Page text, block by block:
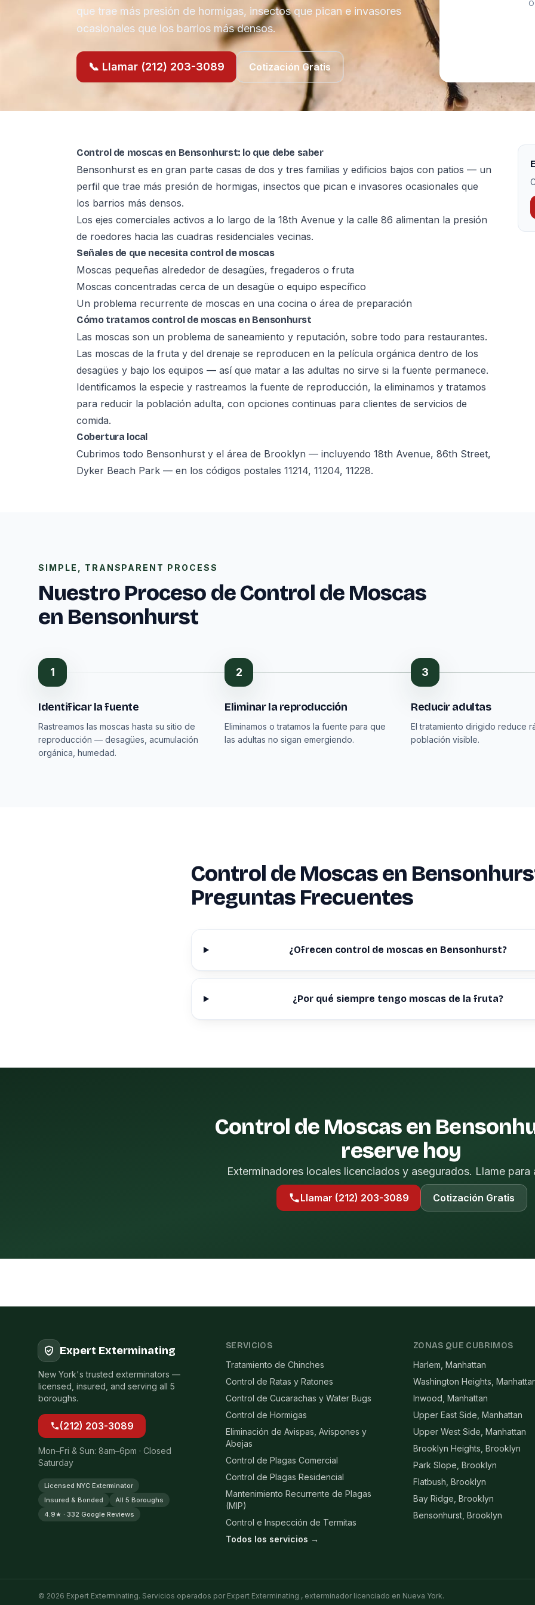
que trae más presión de hormigas, insectos que pican e invasores
ocasionales que los barrios más densos.
📞 Llamar (212) 203-3089 Cotización Gratis
Control de moscas en Bensonhurst: lo que debe saber
Bensonhurst es en gran parte casas de dos y tres familias y edificios bajos con patios — un
perfil que trae más presión de hormigas, insectos que pican e invasores ocasionales que
los barrios más densos.
Los ejes comerciales activos a lo largo de la 18th Avenue y la calle 86 alimentan la presión
de roedores hacia las cuadras residenciales vecinas.
Señales de que necesita control de moscas
Moscas pequeñas alrededor de desagües, fregaderos o fruta
Moscas concentradas cerca de un desagüe o equipo específico
Un problema recurrente de moscas en una cocina o área de preparación
Cómo tratamos control de moscas en Bensonhurst
Las moscas son un problema de saneamiento y reputación, sobre todo para restaurantes.
Las moscas de la fruta y del drenaje se reproducen en la película orgánica dentro de los
desagües y bajo los equipos — así que matar a las adultas no sirve si la fuente permanece.
Identificamos la especie y rastreamos la fuente de reproducción, la eliminamos y tratamos
para reducir la población adulta, con opciones continuas para clientes de servicios de
comida.
Cobertura local
Cubrimos todo Bensonhurst y el área de Brooklyn — incluyendo 18th Avenue, 86th Street,
Dyker Beach Park — en los códigos postales 11214, 11204, 11228.
SIMPLE, TRANSPARENT PROCESS
Nuestro Proceso de Control de Moscas
en Bensonhurst
1
Identificar la fuente
Rastreamos las moscas hasta su sitio de
reproducción — desagües, acumulación
orgánica, humedad.
2
Eliminar la reproducción
Eliminamos o tratamos la fuente para que
las adultas no sigan emergiendo.
3
Reducir adultas
El tratamiento dirigido reduce
población visible.
Control de Moscas en
Preguntas Frecuentes
¿Ofrecen control de moscas en Bensonhurst?
¿Por qué siempre tengo moscas de la fruta?
Control de Moscas en
reserve hoy
Exterminadores locales licenciados y asegurados. Llame para
Llamar (212) 203-3089 Cotización Gratis
Expert Exterminating
New York's trusted exterminators —
licensed, insured, and serving all 5
boroughs.
(212) 203-3089
Mon–Fri & Sun: 8am–6pm · Closed
Saturday
Licensed NYC Exterminator
Insured & Bonded
All 5 Boroughs
4.9★ · 332 Google Reviews
SERVICIOS
Tratamiento de Chinches
Control de Ratas y Ratones
Control de Cucarachas y Water Bugs
Control de Hormigas
Eliminación de Avispas, Avispones y
Abejas
Control de Plagas Comercial
Control de Plagas Residencial
Mantenimiento Recurrente de Plagas
(MIP)
Control e Inspección de Termitas
Todos los servicios →
ZONAS QUE CUBRIMOS
Harlem, Manhattan
Washington Heights,
Inwood, Manhattan
Upper East Side, Manhattan
Upper West Side, Manhattan
Brooklyn Heights, Brooklyn
Park Slope, Brooklyn
Flatbush, Brooklyn
Bay Ridge, Brooklyn
Bensonhurst, Brooklyn
© 2026 Expert Exterminating. Servicios operados por Expert Exterminating , exterminador licenciado en Nueva York.